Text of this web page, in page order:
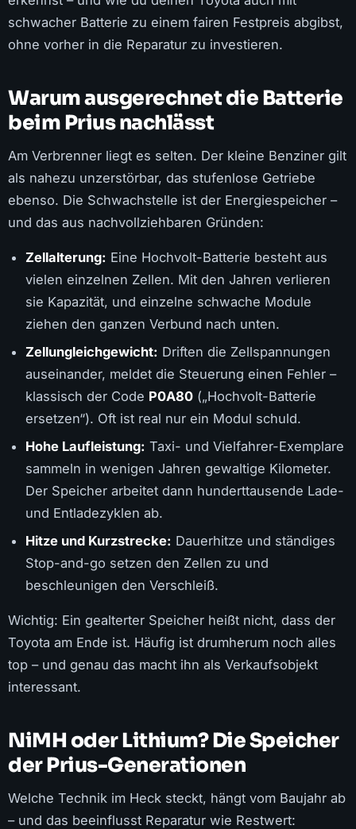
schwacher Batterie zu einem fairen Festpreis abgibst,
ohne vorher in die Reparatur zu investieren.
Warum ausgerechnet die Batterie
beim Prius nachlässt
Am Verbrenner liegt es selten. Der kleine Benziner gilt
als nahezu unzerstörbar, das stufenlose Getriebe
ebenso. Die Schwachstelle ist der Energiespeicher –
und das aus nachvollziehbaren Gründen:
Zellalterung: Eine Hochvolt-Batterie besteht aus
vielen einzelnen Zellen. Mit den Jahren verlieren
sie Kapazität, und einzelne schwache Module
ziehen den ganzen Verbund nach unten.
Zellungleichgewicht: Driften die Zellspannungen
auseinander, meldet die Steuerung einen Fehler –
klassisch der Code P0A80 („Hochvolt-Batterie
ersetzen“). Oft ist real nur ein Modul schuld.
Hohe Laufleistung: Taxi- und Vielfahrer-Exemplare
sammeln in wenigen Jahren gewaltige Kilometer.
Der Speicher arbeitet dann hunderttausende Lade-
und Entladezyklen ab.
Hitze und Kurzstrecke: Dauerhitze und ständiges
Stop-and-go setzen den Zellen zu und
beschleunigen den Verschleiß.
Wichtig: Ein gealterter Speicher heißt nicht, dass der
Toyota am Ende ist. Häufig ist drumherum noch alles
top – und genau das macht ihn als Verkaufsobjekt
interessant.
NiMH oder Lithium? Die Speicher
der Prius-Generationen
Welche Technik im Heck steckt, hängt vom Baujahr ab
– und das beeinflusst Reparatur wie Restwert: